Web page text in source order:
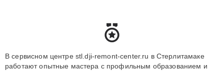
В сервисном центре stl.dji-remont-center.ru в Стерлитамаке
работают опытные мастера с профильным образованием и